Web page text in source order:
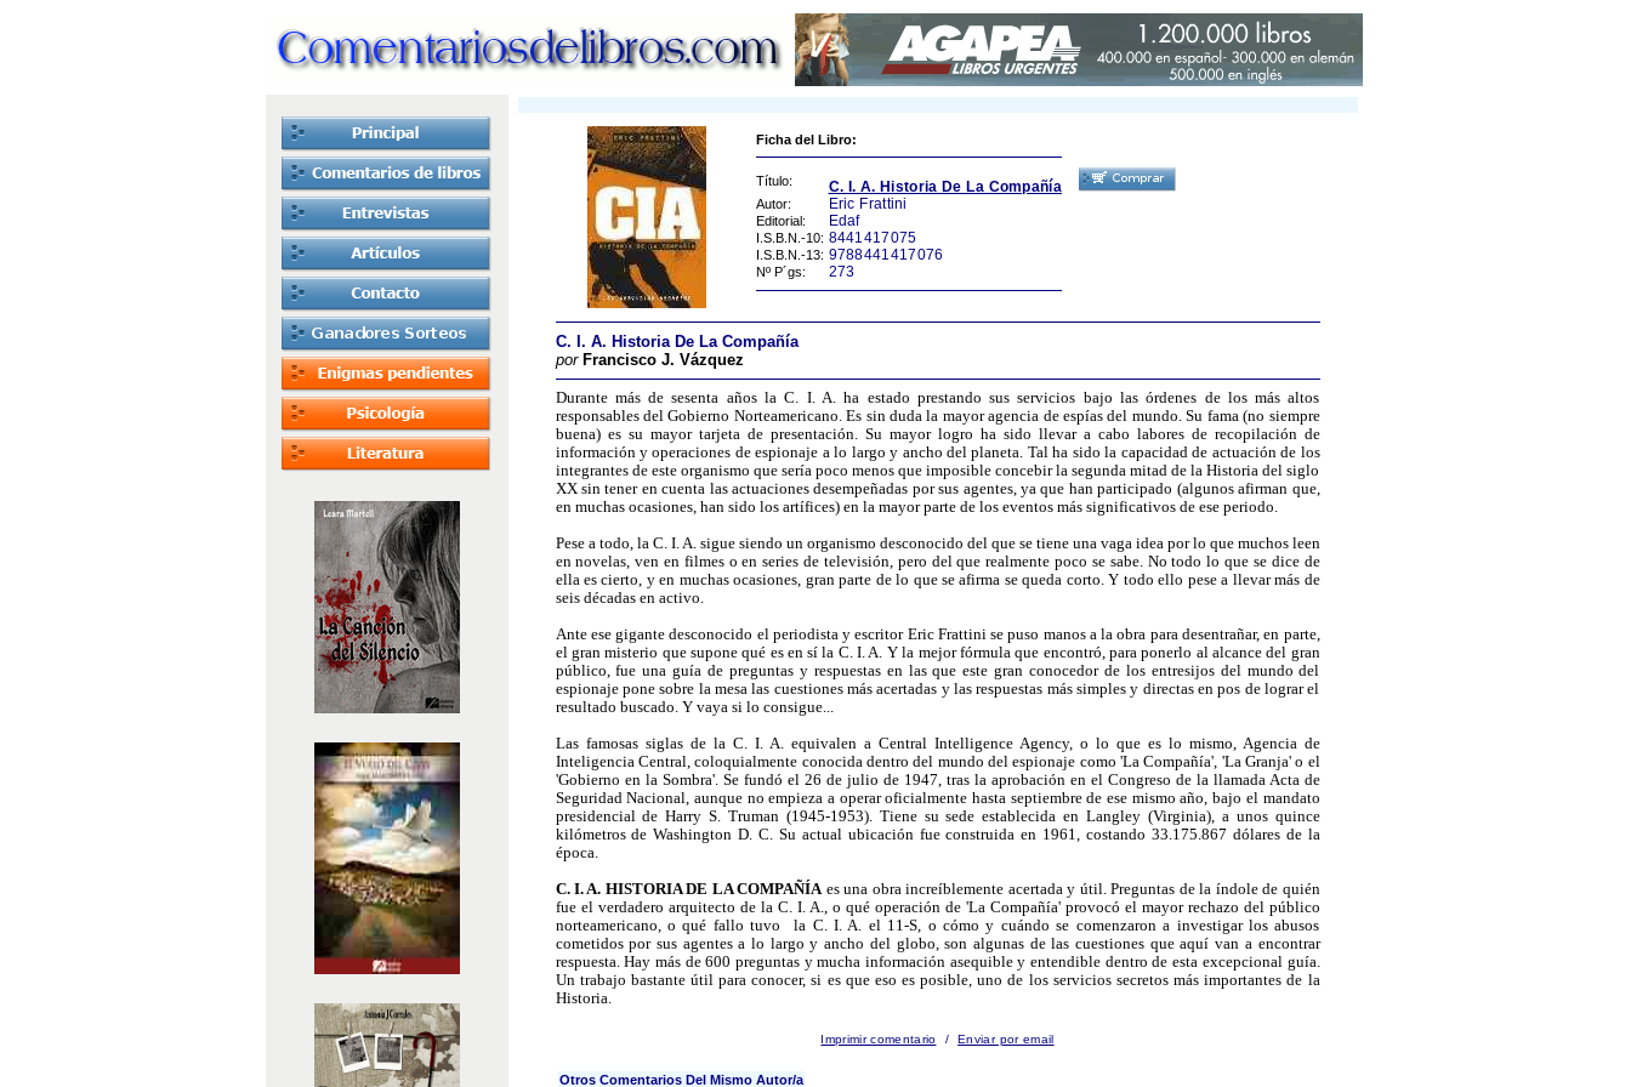
Ficha del Libro:
Título: C. I. A. Historia De La Compañía
Autor: Eric Frattini
Editorial: Edaf
I.S.B.N.-10: 8441417075
I.S.B.N.-13: 9788441417076
Nº P´gs: 273
C. I. A. Historia De La Compañía
por Francisco J. Vázquez
Durante más de sesenta años la C. I. A. ha estado prestando sus servicios bajo las órdenes de los más altos
responsables del Gobierno Norteamericano. Es sin duda la mayor agencia de espías del mundo. Su fama (no siempre
buena) es su mayor tarjeta de presentación. Su mayor logro ha sido llevar a cabo labores de recopilación de
información y operaciones de espionaje a lo largo y ancho del planeta. Tal ha sido la capacidad de actuación de los
integrantes de este organismo que sería poco menos que imposible concebir la segunda mitad de la Historia del siglo
XX sin tener en cuenta las actuaciones desempeñadas por sus agentes, ya que han participado (algunos afirman que,
en muchas ocasiones, han sido los artífices) en la mayor parte de los eventos más significativos de ese periodo.
Pese a todo, la C. I. A. sigue siendo un organismo desconocido del que se tiene una vaga idea por lo que muchos leen
en novelas, ven en filmes o en series de televisión, pero del que realmente poco se sabe. No todo lo que se dice de
ella es cierto, y en muchas ocasiones, gran parte de lo que se afirma se queda corto. Y todo ello pese a llevar más de
seis décadas en activo.
Ante ese gigante desconocido el periodista y escritor Eric Frattini se puso manos a la obra para desentrañar, en parte,
el gran misterio que supone qué es en sí la C. I. A. Y la mejor fórmula que encontró, para ponerlo al alcance del gran
público, fue una guía de preguntas y respuestas en las que este gran conocedor de los entresijos del mundo del
espionaje pone sobre la mesa las cuestiones más acertadas y las respuestas más simples y directas en pos de lograr el
resultado buscado. Y vaya si lo consigue...
Las famosas siglas de la C. I. A. equivalen a Central Intelligence Agency, o lo que es lo mismo, Agencia de
Inteligencia Central, coloquialmente conocida dentro del mundo del espionaje como 'La Compañía', 'La Granja' o el
'Gobierno en la Sombra'. Se fundó el 26 de julio de 1947, tras la aprobación en el Congreso de la llamada Acta de
Seguridad Nacional, aunque no empieza a operar oficialmente hasta septiembre de ese mismo año, bajo el mandato
presidencial de Harry S. Truman (1945-1953). Tiene su sede establecida en Langley (Virginia), a unos quince
kilómetros de Washington D. C. Su actual ubicación fue construida en 1961, costando 33.175.867 dólares de la
época.
C. I. A. HISTORIA DE LA COMPAÑÍAes una obra increíblemente acertada y útil. Preguntas de la índole de quién
fue el verdadero arquitecto de la C. I. A., o qué operación de 'La Compañía' provocó el mayor rechazo del público
norteamericano, o qué fallo tuvo la C. I. A. el 11-S, o cómo y cuándo se comenzaron a investigar los abusos
cometidos por sus agentes a lo largo y ancho del globo, son algunas de las cuestiones que aquí van a encontrar
respuesta. Hay más de 600 preguntas y mucha información asequible y entendible dentro de esta excepcional guía.
Un trabajo bastante útil para conocer, si es que eso es posible, uno de los servicios secretos más importantes de la
Historia.
Imprimir comentario /Enviar por email
Otros Comentarios Del Mismo Autor/a